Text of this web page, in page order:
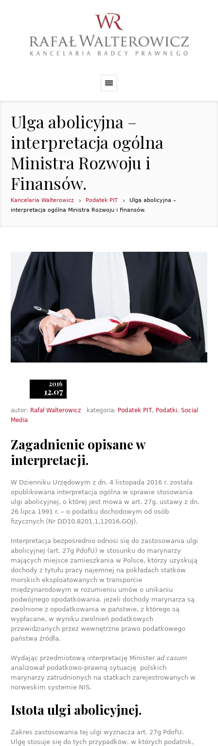
Ulga abolicyjna –
interpretacja ogólna
Ministra Rozwoju i
Finansów.
Kancelaria Walterowicz Podatek PIT
Ulga abolicyjna –
interpretacja ogólna Ministra Rozwoju i Finansów.
2016
12.07
autor: Rafał Walterowicz kategoria: Podatek PIT, Podatki,Social
Media
Zagadnienie opisane w
interpretacji.
W Dzienniku Urzędowym z dn. 4 listopada 2016 r. została
opublikowana interpretacja ogólna w sprawie stosowania
ulgi abolicyjnej, o której jest mowa w art. 27g. ustawy z dn.
26 lipca 1991 r. – o podatku dochodowym od osób
fizycznych (Nr DD10.8201.1.12016.GOJ).
Interpretacja bezpośrednio odnosi się do zastosowania ulgi
abolicyjnej (art. 27g PdofU) w stosunku do marynarzy
mających miejsce zamieszkania w Polsce, którzy uzyskują
dochody z tytułu pracy najemnej na pokładach statków
morskich eksploatowanych w transporcie
międzynarodowym w rozumieniu umów o unikaniu
podwójnego opodatkowania, jeżeli dochody marynarza są
zwolnione z opodatkowania w państwie, z którego są
wypłacane, w wyniku zwolnień podatkowych
przewidzianych przez wewnętrzne prawo podatkowego
państwa źródła.
Wydając przedmiotową interpretację Ministerad casum
analizował podatkowo-prawną sytuację polskich
marynarzy zatrudnionych na statkach zarejestrowanych w
norweskim systemie NIS.
Istota ulgi abolicyjnej.
Zakres zastosowania tej ulgi wyznacza art. 27g PdofU.
Ulgę stosuje się do tych przypadków, w których podatnik,